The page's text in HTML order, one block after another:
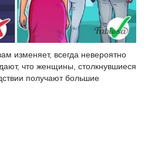
изменяет, всегда невероятно
что женщины, столкнувшиеся
получают большие